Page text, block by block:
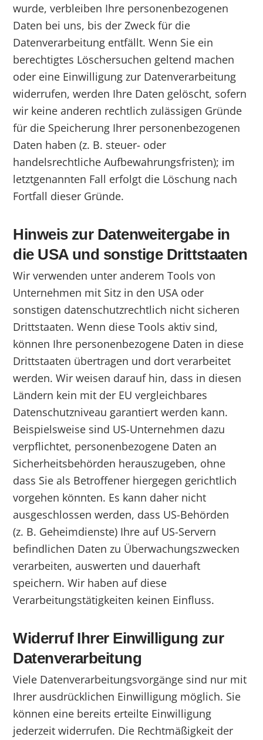
wurde, verbleiben Ihre personenbezogenen
Daten bei uns, bis der Zweck für die
Datenverarbeitung entfällt. Wenn Sie ein
berechtigtes Löschersuchen geltend machen
oder eine Einwilligung zur Datenverarbeitung
widerrufen, werden Ihre Daten gelöscht, sofern
wir keine anderen rechtlich zulässigen Gründe
für die Speicherung Ihrer personenbezogenen
Daten haben (z. B. steuer- oder
handelsrechtliche Aufbewahrungsfristen); im
letztgenannten Fall erfolgt die Löschung nach
Fortfall dieser Gründe.
Hinweis zur Datenweitergabe in
die USA und sonstige Drittstaaten
Wir verwenden unter anderem Tools von
Unternehmen mit Sitz in den USA oder
sonstigen datenschutzrechtlich nicht sicheren
Drittstaaten. Wenn diese Tools aktiv sind,
können Ihre personenbezogene Daten in diese
Drittstaaten übertragen und dort verarbeitet
werden. Wir weisen darauf hin, dass in diesen
Ländern kein mit der EU vergleichbares
Datenschutzniveau garantiert werden kann.
Beispielsweise sind US-Unternehmen dazu
verpflichtet, personenbezogene Daten an
Sicherheitsbehörden herauszugeben, ohne
dass Sie als Betroffener hiergegen gerichtlich
vorgehen könnten. Es kann daher nicht
ausgeschlossen werden, dass US-Behörden
(z. B. Geheimdienste) Ihre auf US-Servern
befindlichen Daten zu Überwachungszwecken
verarbeiten, auswerten und dauerhaft
speichern. Wir haben auf diese
Verarbeitungstätigkeiten keinen Einfluss.
Widerruf Ihrer Einwilligung zur
Datenverarbeitung
Viele Datenverarbeitungsvorgänge sind nur mit
Ihrer ausdrücklichen Einwilligung möglich. Sie
können eine bereits erteilte Einwilligung
jederzeit widerrufen. Die Rechtmäßigkeit der